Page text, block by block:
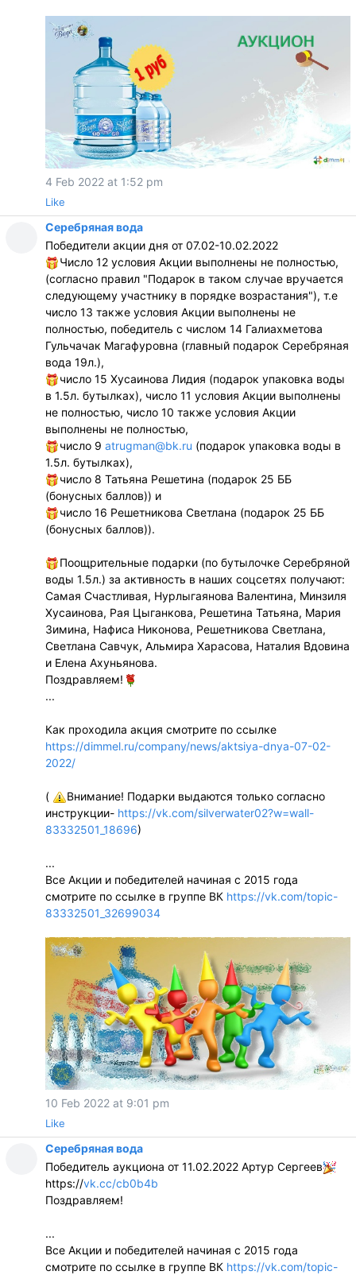
4 Feb 2022 at 1:52 pm
Like
Серебряная вода
Победители акции дня от 07.02-10.02.2022
Число 12 условия Акции выполнены не полностью,
(согласно правил "Подарок в таком случае вручается
следующему участнику в порядке возрастания"), т.е
число 13 также условия Акции выполнены не
полностью, победитель с числом 14 Галиахметова
Гульчачак Магафуровна (главный подарок Серебряная
вода 19л.),
число 15 Хусаинова Лидия (подарок упаковка воды
в 1.5л. бутылках), число 11 условия Акции выполнены
не полностью, число 10 также условия Акции
выполнены не полностью,
число 9 atrugman@bk.ru (подарок упаковка воды в
1.5л. бутылках),
число 8 Татьяна Решетина (подарок 25 ББ
(бонусных баллов)) и
число 16 Решетникова Светлана (подарок 25 ББ
(бонусных баллов)).
Поощрительные подарки (по бутылочке Серебряной
воды 1.5л.) за активность в наших соцсетях получают:
Самая Счастливая, Нурлыгаянова Валентина, Минзиля
Хусаинова, Рая Цыганкова, Решетина Татьяна, Мария
Зимина, Нафиса Никонова, Решетникова Светлана,
Светлана Савчук, Альмира Харасова, Наталия Вдовина
и Елена Ахуньянова.
Поздравляем!
...
Как проходила акция смотрите по ссылке
https://dimmel.ru/company/news/aktsiya-dnya-07-02-
2022/
(
Внимание! Подарки выдаются только согласно
инструкции- https://vk.com/silverwater02?w=wall-
83332501_18696)
...
Все Акции и победителей начиная с 2015 года
смотрите по ссылке в группе ВК https://vk.com/topic-
83332501_32699034
10 Feb 2022 at 9:01 pm
Like
Серебряная вода
Победитель аукциона от 11.02.2022 Артур Сергеев
https://vk.cc/cb0b4b
Поздравляем!
...
Все Акции и победителей начиная с 2015 года
смотрите по ссылке в группе ВК https://vk.com/topic-